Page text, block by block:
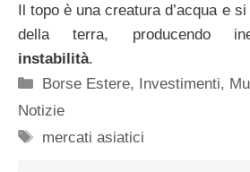
Il topo è una creatura d’acqua e
della terra, producendo
instabilità.
Categorie
Borse Estere, Investimenti,
Notizie
Tag
mercati asiatici